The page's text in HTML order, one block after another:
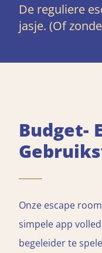
De reguliere
jasje. (Of
Budget-
Onze escape
simpele app
begeleider te